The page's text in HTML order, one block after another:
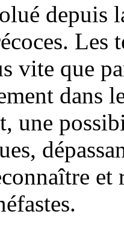
depuis
Les
vite que
dans
une